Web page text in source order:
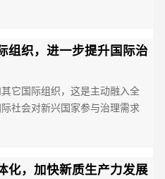
组织，进一步提升国际治
它国际组织，这是主动融入全
社会对新兴国家参与治理需求
化，加快新质生产力发展